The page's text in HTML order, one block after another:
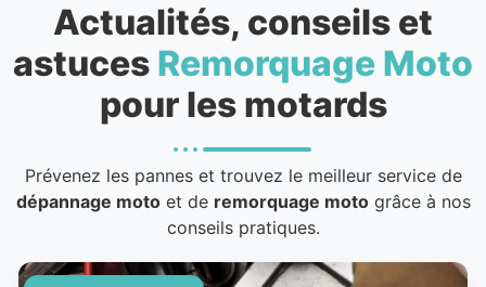
Actualités, conseils et
astuces Remorquage Moto
pour les motards
Prévenez les pannes et trouvez le meilleur service de
dépannage motoet de remorquage motogrâce à nos
conseils pratiques.